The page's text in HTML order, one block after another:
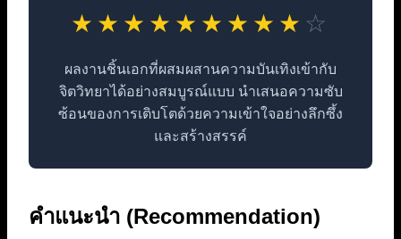
★ ★ ★ ★ ★ ★ ★ ★ ★ ☆
ผลงานชิ้นเอกที่ผสมผสานความบันเทิงเข้ากับ
จิตวิทยาได้อย่างสมบูรณ์แบบ นำเสนอความซับ
ซ้อนของการเติบโตด้วยความเข้าใจอย่างลึกซึ้ง
และสร้างสรรค์
คำแนะนำ (Recommendation)